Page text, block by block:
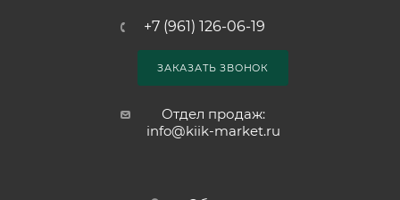
+7 (961) 126-06-19
ЗАКАЗАТЬ ЗВОНОК
Отдел продаж:
info@kiik-market.ru